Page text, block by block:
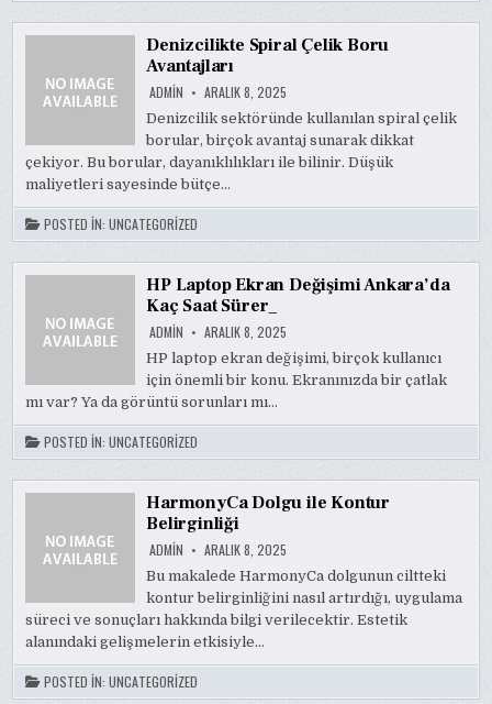
Denizcilikte Spiral Çelik Boru
Avantajları
ADMIN ARALIK 8, 2025
Denizcilik sektöründe kullanılan spiral çelik
borular, birçok avantaj sunarak dikkat
çekiyor. Bu borular, dayanıklılıkları ile bilinir. Düşük
maliyetleri sayesinde bütçe…
POSTED IN:UNCATEGORIZED
HP Laptop Ekran Değişimi Ankara’da
Kaç Saat Sürer_
ADMIN ARALIK 8, 2025
HP laptop ekran değişimi, birçok kullanıcı
için önemli bir konu. Ekranınızda bir çatlak
mı var? Ya da görüntü sorunları mı…
POSTED IN:UNCATEGORIZED
HarmonyCa Dolgu ile Kontur
Belirginliği
ADMIN ARALIK 8, 2025
Bu makalede HarmonyCa dolgunun ciltteki
kontur belirginliğini nasıl artırdığı, uygulama
süreci ve sonuçları hakkında bilgi verilecektir. Estetik
alanındaki gelişmelerin etkisiyle…
POSTED IN:UNCATEGORIZED